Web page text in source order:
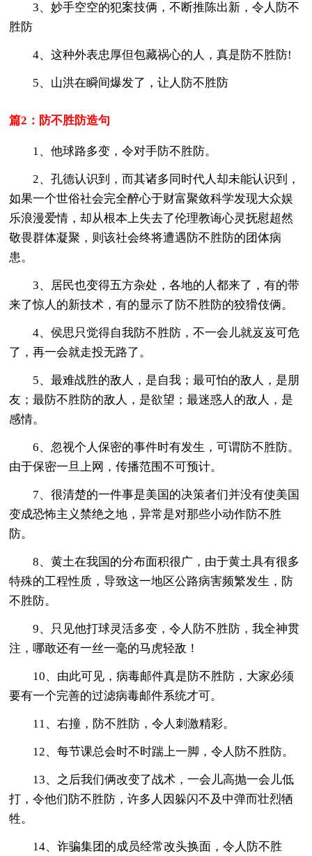
3、妙手空空的犯案技俩，不断推陈出新，令人防不
胜防
4、这种外表忠厚但包藏祸心的人，真是防不胜防!
5、山洪在瞬间爆发了，让人防不胜防
篇2：防不胜防造句
1、他球路多变，令对手防不胜防。
2、孔德认识到，而其诸多同时代人却未能认识到，
如果一个世俗社会完全醉心于财富聚敛科学发现大众娱
乐浪漫爱情，却从根本上失去了伦理教诲心灵抚慰超然
敬畏群体凝聚，则该社会终将遭遇防不胜防的团体病
患。
3、居民也变得五方杂处，各地的人都来了，有的带
来了惊人的新技术，有的显示了防不胜防的狡猾伎俩。
4、侯思只觉得自我防不胜防，不一会儿就岌岌可危
了，再一会就走投无路了。
5、最难战胜的敌人，是自我；最可怕的敌人，是朋
友；最防不胜防的敌人，是欲望；最迷惑人的敌人，是
感情。
6、忽视个人保密的事件时有发生，可谓防不胜防。
由于保密一旦上网，传播范围不可预计。
7、很清楚的一件事是美国的决策者们并没有使美国
变成恐怖主义禁绝之地，异常是对那些小动作防不胜
防。
8、黄土在我国的分布面积很广，由于黄土具有很多
特殊的工程性质，导致这一地区公路病害频繁发生，防
不胜防。
9、只见他打球灵活多变，令人防不胜防，我全神贯
注，哪敢还有一丝一毫的马虎轻敌！
10、由此可见，病毒邮件真是防不胜防，大家必须
要有一个完善的过滤病毒邮件系统才可。
11、右撞，防不胜防，令人刺激精彩。
12、每节课总会时不时踹上一脚，令人防不胜防。
13、之后我们俩改变了战术，一会儿高抛一会儿低
打，令他们防不胜防，许多人因躲闪不及中弹而壮烈牺
牲。
14、诈骗集团的成员经常改头换面，令人防不胜